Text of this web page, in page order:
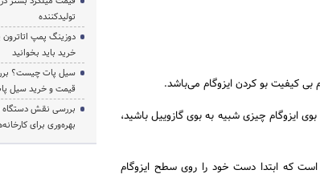
بی کیفیت بو کردن ایزوگام می‌باشد.
ایزوگام چیزی شبیه به بوی گازوییل باشید،
است که ابتدا دست خود را روی سطح ایزوگام
تولیدکننده
دوزینگ پمپ اتاترون
خرید باید بخوانید
سیل پات چیست؟
قیمت و خرید سیل
بررسی نقش دستگاه
بهره‌وری برای